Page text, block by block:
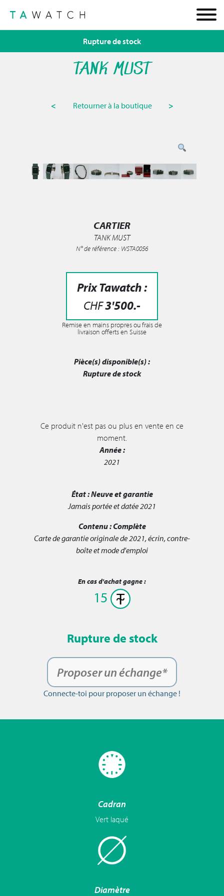
TANK MUST
< Retourner à la boutique >
CARTIER
TANK MUST
N° de référence : WSTA0056
Prix Tawatch :
CHF3'500.-
Remise en mains propres ou frais de
livraison offerts en Suisse
Pièce(s) disponible(s) :
Rupture de stock
Rupture de stock
Ce produit n'est pas ou plus en vente en ce
moment.
Année :
2021
État :Neuve et garantie
Jamais portée et datée 2021
Contenu :Complète
Carte de garantie originale de 2021, écrin, contre-
boîte et mode d'emploi
En cas d'achat gagne :
15
Rupture de stock
Proposer un échange*
Connecte-toi pour proposer un échange !
Cadran
Vert laqué
Diamètre